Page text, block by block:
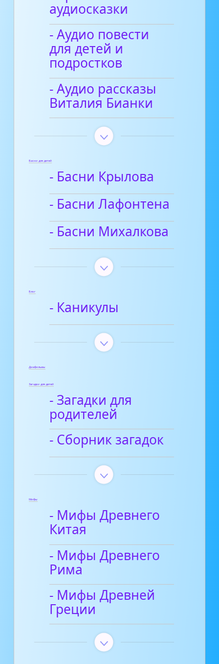
аудиосказки
- Аудио повести
для детей и
подростков
- Аудио рассказы
Виталия Бианки
Басни для детей
- Басни Крылова
- Басни Лафонтена
- Басни Михалкова
Блог
- Каникулы
Диафильмы
Загадки для детей
- Загадки для
родителей
- Сборник загадок
Мифы
- Мифы Древнего
Китая
- Мифы Древнего
Рима
- Мифы Древней
Греции